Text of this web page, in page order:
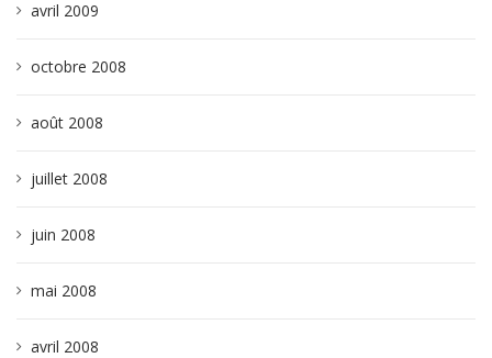
avril 2009
octobre 2008
août 2008
juillet 2008
juin 2008
mai 2008
avril 2008